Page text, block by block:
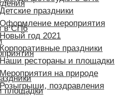
Детские праздники
Оформление мероприятия
Новый год 2021
Корпоративные праздники
Наши рестораны и площадки
Мероприятия на природе
Розыгрыши, поздравления
в СПб
площадки